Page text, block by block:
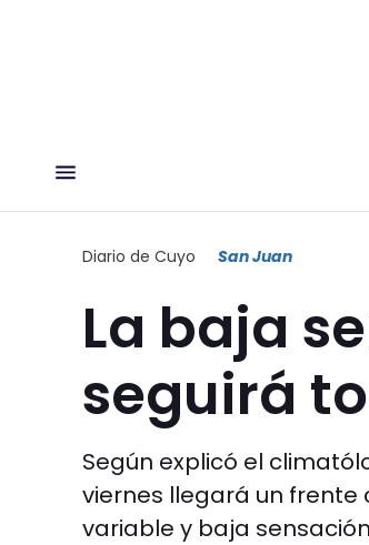
Diario de Cuyo San Juan
La baja
seguirá
Según explicó el
viernes llegará un frente
variable y baja